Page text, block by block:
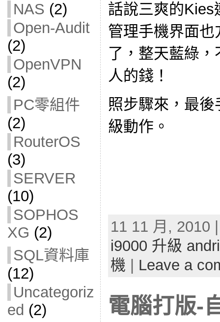
NAS (2)
Open-Audit
(2)
OpenVPN
(2)
PC零組件
(2)
RouterOS
(3)
SERVER
(10)
SOPHOS
XG (2)
SQL資料庫
(12)
Uncategoriz
ed (2)
話說三爽的Kies
管理手機界面
了，整天藍綠
人的錢！
照步驟來，最
級動作。
11 11 月, 2010
i9000 升級
機
Leave a
電腦打版-